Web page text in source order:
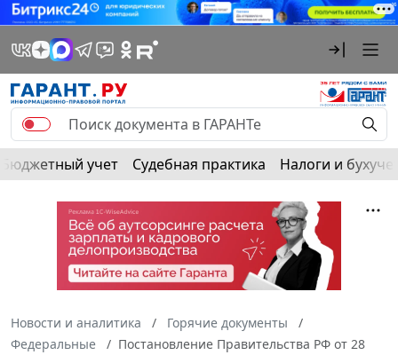
Бюджетный учет Судебная практика Налоги и
Новости и аналитика
Горячие документы
Федеральные
Постановление Правительства РФ от 28